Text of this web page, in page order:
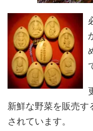
新鮮な野菜を販売す
されています。